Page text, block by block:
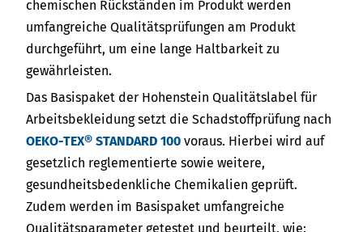
Newsletter
chemischen Rückständen im Produkt werden
umfangreiche Qualitätsprüfungen am Produkt
durchgeführt, um eine lange Haltbarkeit zu
gewährleisten.
Das Basispaket der Hohenstein Qualitätslabel für
Arbeitsbekleidung setzt die Schadstoffprüfung nach
OEKO-TEX® STANDARD 100 voraus. Hierbei wird auf
gesetzlich reglementierte sowie weitere,
gesundheitsbedenkliche Chemikalien geprüft.
Zudem werden im Basispaket umfangreiche
Qualitätsparameter getestet und beurteilt, wie: